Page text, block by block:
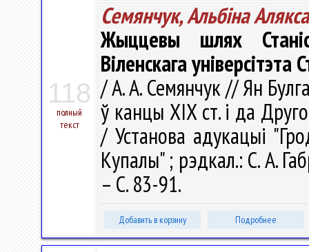
118
полный
текст
Семянчук, Альбiна
Жыццевы шлях
Віленскага
/ А. А. Семянчук // Ян
ў канцы XIX ст. і да
/ Установа адукацыі
Купалы" ; рэдкал.: С. А.
– С. 83-91.
Добавить в корзину Подробнее